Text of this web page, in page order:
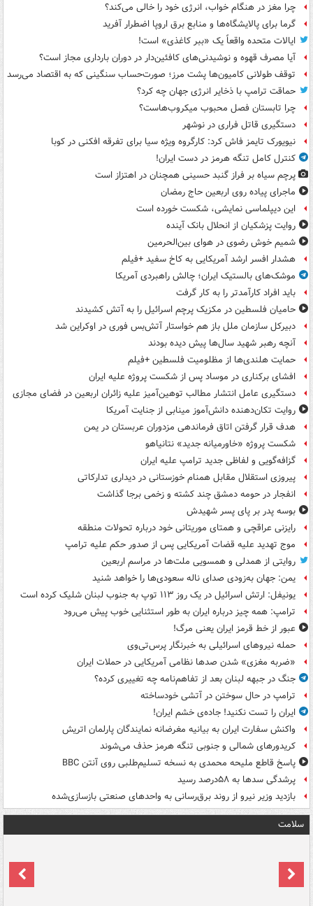
چرا مغز در هنگام خواب، انرژی خود را خالی می‌کند؟
گرما برای پالایشگاه‌ها و منابع برق اروپا اضطرار آفرید
ایالات متحده واقعاً یک «ببر کاغذی» است!
آیا مصرف قهوه و نوشیدنی‌های کافئین‌دار در دوران بارداری مجاز است؟
توقف طولانی کامیون‌ها پشت مرز؛ صورت‌حساب سنگینی که به اقتصاد می‌رسد
حماقت ترامپ با ذخایر انرژی جهان چه کرد؟
چرا تابستان فصل محبوب میکروب‌هاست؟
دستگیری قاتل فراری در نوشهر
نیویورک تایمز فاش کرد: کارگروه ویژه سیا برای تفرقه افکنی در کوبا
کنترل کامل تنگه هرمز در دست ایران!
پرچم سیاه بر فراز گنبد حسینی همچنان در اهتزاز است
ماجرای پیاده روی اربعین حاج رمضان
این دیپلماسی نمایشی، شکست خورده است
روایت پزشکیان از انحلال بانک آینده
شمیم خوش رضوی در هوای بین‌الحرمین
هشدار افسر ارشد آمریکایی به کاخ سفید +فیلم
موشک‌های بالستیک ایران؛ چالش راهبردی آمریکا
باید افراد کارآمدتر را به کار گرفت
حامیان فلسطین در مکزیک پرچم اسرائیل را به آتش کشیدند
دبیرکل سازمان ملل باز هم خواستار آتش‌بس فوری در اوکراین شد
آنچه رهبر شهید سال‌ها پیش دیده بودند
حمایت هلندی‌ها از مظلومیت فلسطین +فیلم
افشای برکناری در موساد پس از شکست پروژه علیه ایران
دستگیری عامل انتشار مطالب توهین‌آمیز علیه زائران اربعین در فضای مجازی
روایت تکان‌دهنده دانش‌آموز مینابی از جنایت آمریکا
هدف قرار گرفتن اتاق‌ فرماندهی مزدوران عربستان در یمن
شکست پروژه «خاورمیانه جدید» نتانیاهو
گزافه‌گویی و لفاظی جدید ترامپ علیه ایران
پیروزی استقلال مقابل همنام خوزستانی در دیداری تدارکاتی
انفجار در حومه دمشق چند کشته و زخمی برجا گذاشت
بوسه‌ پدر بر پای پسر شهیدش
رایزنی عراقچی و همتای موریتانی خود درباره تحولات منطقه
موج تهدید علیه قضات آمریکایی پس از صدور حکم علیه ترامپ
روایتی از همدلی و همسویی ملت‌ها در مراسم اربعین
یمن: جهان به‌زودی صدای ناله سعودی‌ها را خواهد شنید
یونیفل: ارتش اسرائیل در یک روز ۱۱۳ توپ به جنوب لبنان شلیک کرده است
ترامپ: همه چیز درباره ایران به طور استثنایی خوب پیش می‌رود
عبور از خط قرمز ایران یعنی مرگ!
حمله نیروهای اسرائیلی به خبرنگار پرس‌تی‌وی
«ضربه مغزی» شدن صدها نظامی آمریکایی در حملات ایران
جنگ در جبهه لبنان بعد از تفاهم‌نامه چه تغییری کرده؟
ترامپ در حال سوختن در آتشی خودساخته
ایران را تست نکنید! جاده‌ی خشم ایران!
واکنش سفارت ایران به بیانیه مغرضانه نمایندگان پارلمان اتریش
کریدورهای شمالی و جنوبی تنگه هرمز حذف می‌شوند
پاسخ قاطع ملیحه محمدی به نسخه تسلیم‌طلبی روی آنتن BBC
پرشدگی سدها به ۵۸درصد رسید
بازدید وزیر نیرو از روند برق‌رسانی به واحدهای صنعتی بازسازی‌شده
سلامت